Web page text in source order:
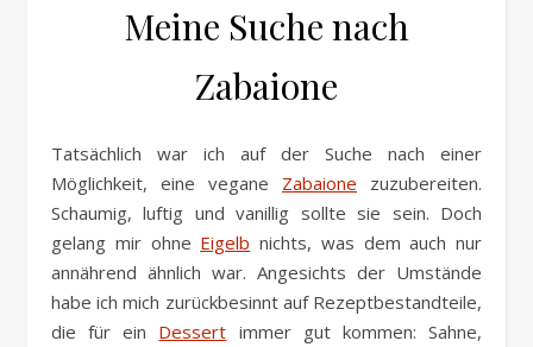
Meine Suche nach
Zabaione
Tatsächlich war ich auf der Suche nach einer
Möglichkeit, eine vegane Zabaione zuzubereiten.
Schaumig, luftig und vanillig sollte sie sein. Doch
gelang mir ohne Eigelb nichts, was dem auch nur
annährend ähnlich war. Angesichts der Umstände
habe ich mich zurückbesinnt auf Rezeptbestandteile,
die für ein Dessert immer gut kommen: Sahne,